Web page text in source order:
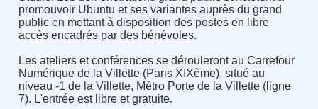
promouvoir Ubuntu et ses variantes auprès du grand
public en mettant à disposition des postes en libre
accès encadrés par des bénévoles.
Les ateliers et conférences se dérouleront au Carrefour
Numérique de la Villette (Paris XIXème), situé au
niveau -1 de la Villette, Métro Porte de la Villette (ligne
7). L'entrée est libre et gratuite.